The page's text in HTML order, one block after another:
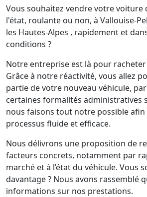
Vous souhaitez vendre votre voiture
l'état, roulante ou non, à Vallouise-
les Hautes-Alpes , rapidement et
conditions ?
Notre entreprise est là pour
Grâce à notre réactivité, vous allez
partie de votre nouveau véhicule,
certaines formalités administratives
nous faisons tout notre possible
processus fluide et efficace.
Nous délivrons une proposition de
facteurs concrets, notamment par
marché et à l’état du véhicule. Vous
davantage ? Nous avons rassemblé
informations sur nos prestations.